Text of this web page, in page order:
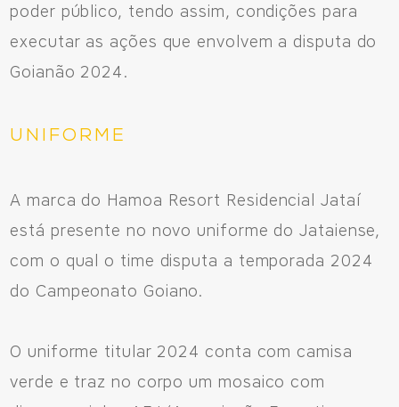
poder público, tendo assim, condições para
executar as ações que envolvem a disputa do
Goianão 2024.
UNIFORME
A marca do Hamoa Resort Residencial Jataí
está presente no novo uniforme do Jataiense,
com o qual o time disputa a temporada 2024
do Campeonato Goiano.
O uniforme titular 2024 conta com camisa
verde e traz no corpo um mosaico com